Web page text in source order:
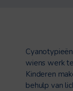
wiens werk
Kinderen
behulp van